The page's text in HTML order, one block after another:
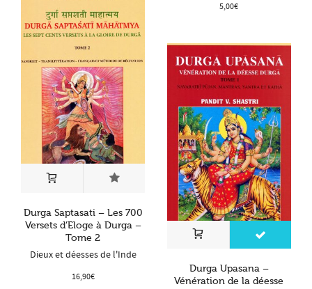
5,00€
Durga Saptasati – Les 700
Versets d’Eloge à Durga –
Tome 2
Dieux et déesses de l'Inde
16,90€
Durga Upasana –
Vénération de la déesse